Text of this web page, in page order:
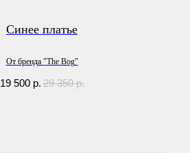
Синее платье
От бренда "The Bog"
19 500 р. 29 350 р.